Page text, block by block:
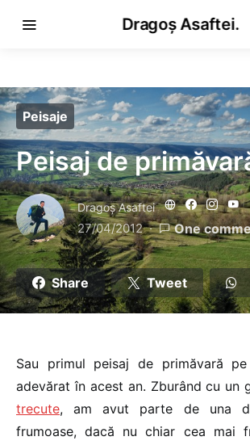
Dragoș Asaftei.
Peisaje
Peisaj de
Dragoş Asaftei
27/04/2012 One
Share Tweet
Sau primul peisaj de primăvară
adevărat în acest an. Zburând cu un
trecute, am avut parte de una
frumoase, dacă nu chiar cea mai